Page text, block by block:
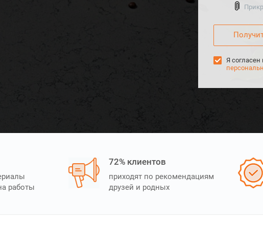
Я согласен
работы
72% клиентов
приходят по рекомендациям
друзей и родных